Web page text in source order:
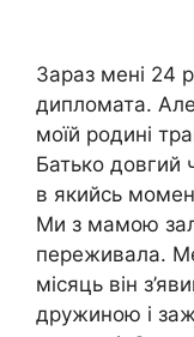
Зараз мені 24
дипломата.
моїй родині
Батько довгий
в якийсь
Ми з мамою
переживала.
місяць він
дружиною і